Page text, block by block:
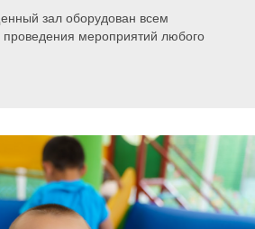
зал оборудован всем
мероприятий любого